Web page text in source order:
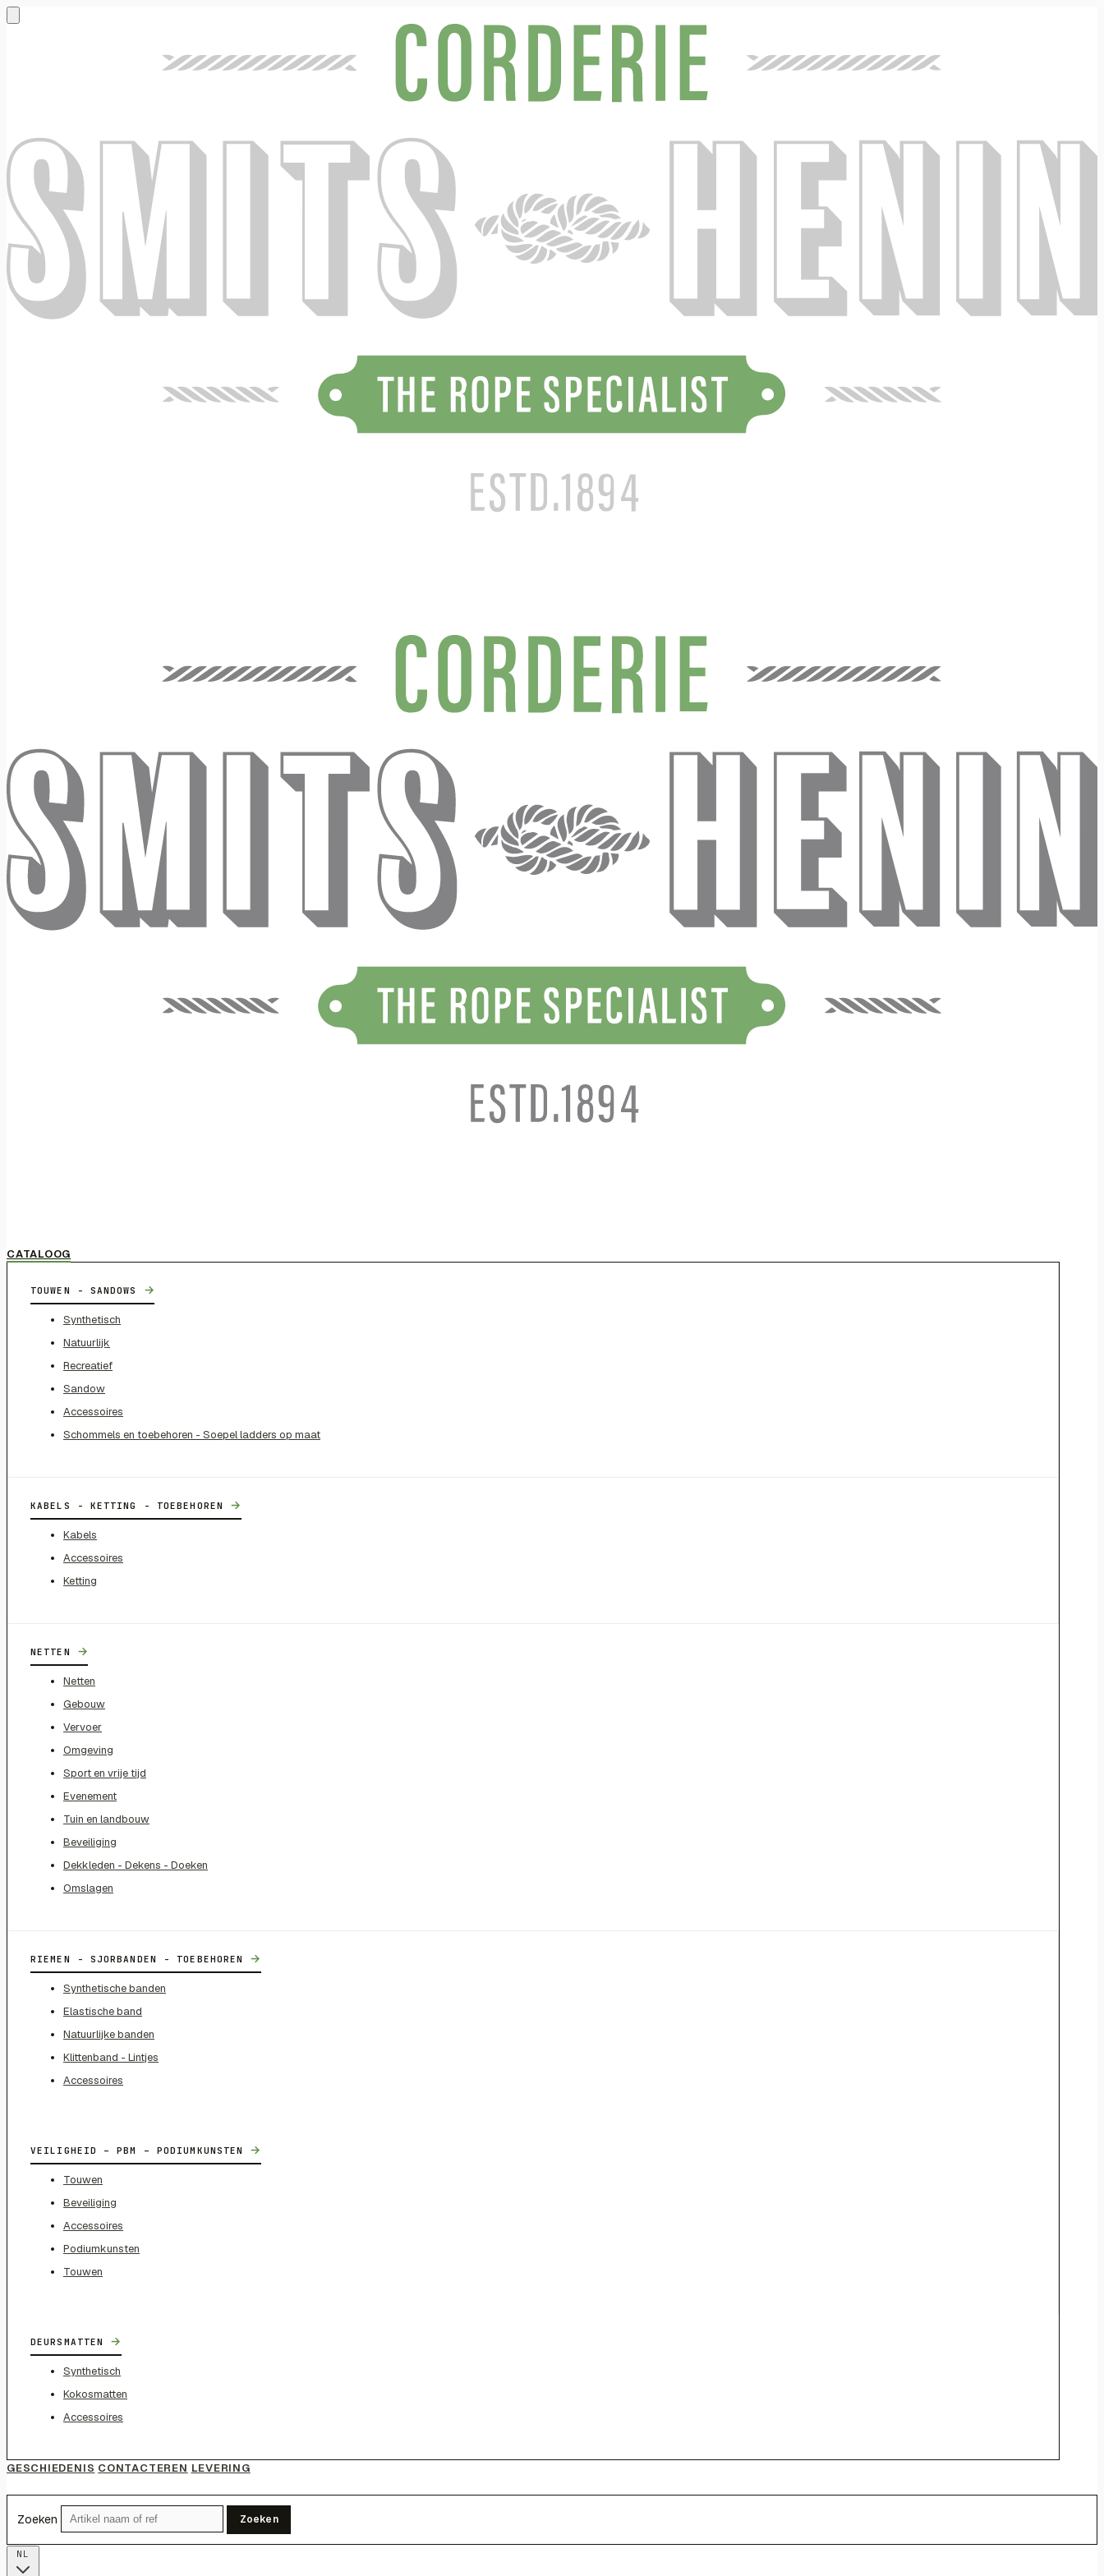
CATALOOG
TOUWEN - SANDOWS →
Synthetisch
Natuurlijk
Recreatief
Sandow
Accessoires
Schommels en toebehoren - Soepel ladders op maat
KABELS - KETTING - TOEBEHOREN →
Kabels
Accessoires
Ketting
NETTEN →
Netten
Gebouw
Vervoer
Omgeving
Sport en vrije tijd
Evenement
Tuin en landbouw
Beveiliging
Dekkleden - Dekens - Doeken
Omslagen
RIEMEN - SJORBANDEN - TOEBEHOREN →
Synthetische banden
Elastische band
Natuurlijke banden
Klittenband - Lintjes
Accessoires
VEILIGHEID – PBM – PODIUMKUNSTEN →
Touwen
Beveiliging
Accessoires
Podiumkunsten
Touwen
DEURSMATTEN →
Synthetisch
Kokosmatten
Accessoires
GESCHIEDENIS CONTACTEREN LEVERING
Zoeken Zoeken